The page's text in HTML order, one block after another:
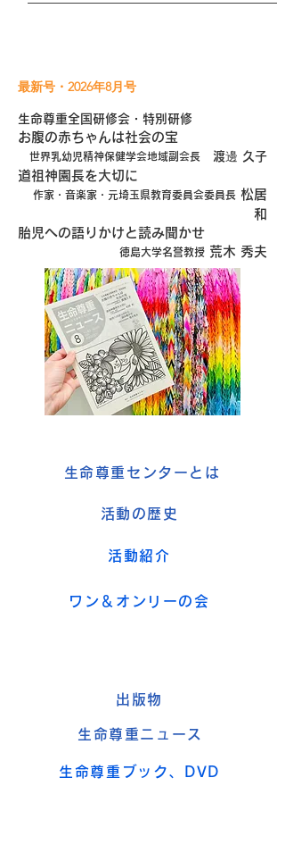
最新号・2026年8月号
生命尊重全国研修会・特別研修
お腹の赤ちゃんは社会の宝
世界乳幼児精神保健学会地域副会長 渡邊 久子
道祖神園長を大切に
作家・音楽家・元埼玉県教育委員会委員長 松居
和
胎児への語りかけと読み聞かせ
徳島大学名誉教授 荒木 秀夫
生命尊重センターとは
活動の歴史
活動紹介
ワン＆オンリーの会
出版物
生命尊重ニュース
生命尊重ブック、DVD